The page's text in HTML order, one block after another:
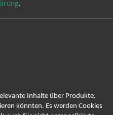
19:30 Uhr
.
Inhalte über Produkte,
könnten. Es werden Cookies